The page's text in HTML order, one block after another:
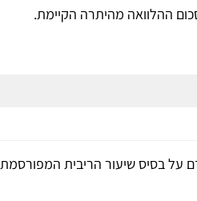
ההלוואה מהיתרה הקיימת.
בסיס שיעור הריבית המפורסמת על